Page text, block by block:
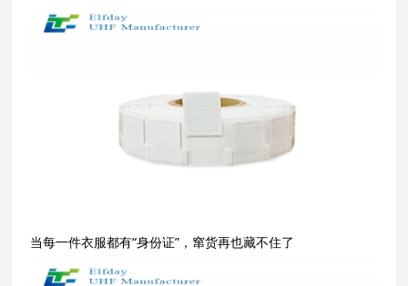
当每一件衣服都有“身份证”，窜货再也藏不住了